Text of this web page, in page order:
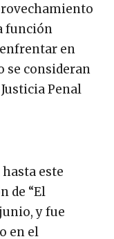
función
en
se consideran
Penal
este
de “El
y fue
en el